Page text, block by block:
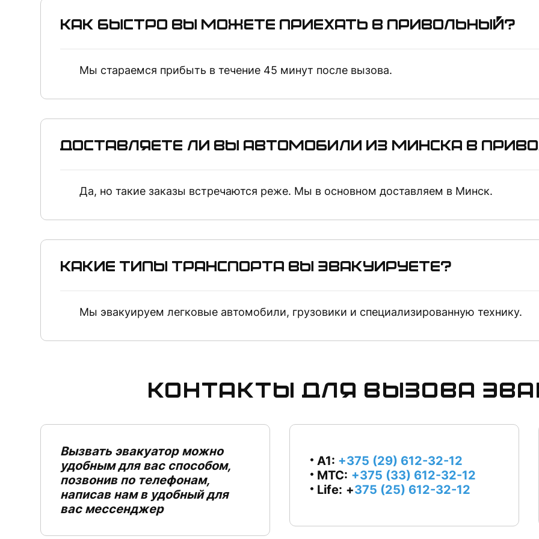
Как быстро вы можете приехать в Привольный?
Мы стараемся прибыть в течение 45 минут после вызова.
Доставляете ли вы автомобили из Минска в
Да, но такие заказы встречаются реже. Мы в основном доставляем в Минск.
Какие типы транспорта вы эвакуируете?
Мы эвакуируем легковые автомобили, грузовики и специализированную технику.
Контакты для вызова
Вызвать эвакуатор можно
удобным для вас способом,
позвонив по телефонам,
написав нам в удобный для
вас мессенджер
А1: +375 (29) 612-32-12
МТС: +375 (33) 612-32-12
Life: +375 (25) 612-32-12